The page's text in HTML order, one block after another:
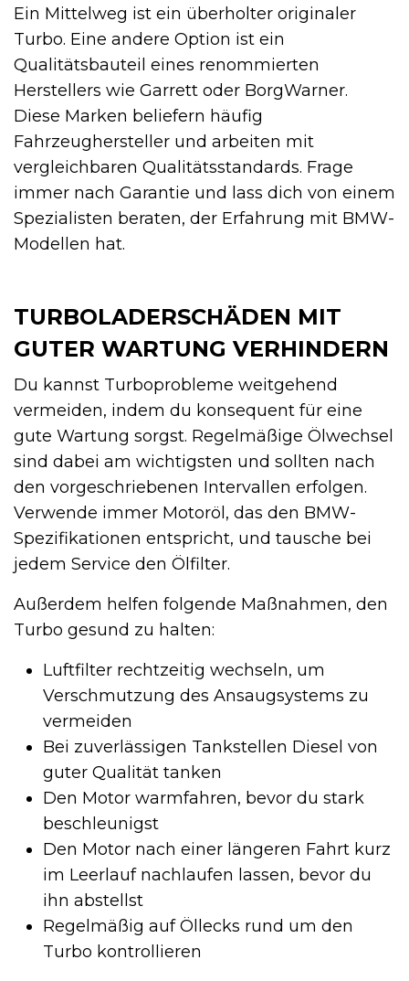
Ein Mittelweg ist ein überholter originaler
Turbo. Eine andere Option ist ein
Qualitätsbauteil eines renommierten
Herstellers wie Garrett oder BorgWarner.
Diese Marken beliefern häufig
Fahrzeughersteller und arbeiten mit
vergleichbaren Qualitätsstandards. Frage
immer nach Garantie und lass dich von einem
Spezialisten beraten, der Erfahrung mit BMW-
Modellen hat.
TURBOLADERSCHÄDEN MIT
GUTER WARTUNG VERHINDERN
Du kannst Turboprobleme weitgehend
vermeiden, indem du konsequent für eine
gute Wartung sorgst. Regelmäßige Ölwechsel
sind dabei am wichtigsten und sollten nach
den vorgeschriebenen Intervallen erfolgen.
Verwende immer Motoröl, das den BMW-
Spezifikationen entspricht, und tausche bei
jedem Service den Ölfilter.
Außerdem helfen folgende Maßnahmen, den
Turbo gesund zu halten:
Luftfilter rechtzeitig wechseln, um
Verschmutzung des Ansaugsystems zu
vermeiden
Bei zuverlässigen Tankstellen Diesel von
guter Qualität tanken
Den Motor warmfahren, bevor du stark
beschleunigst
Den Motor nach einer längeren Fahrt kurz
im Leerlauf nachlaufen lassen, bevor du
ihn abstellst
Regelmäßig auf Öllecks rund um den
Turbo kontrollieren